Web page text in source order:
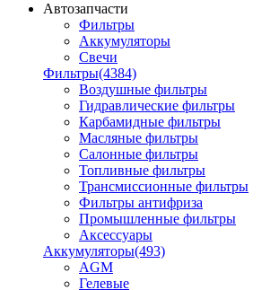
Автозапчасти
Фильтры
Аккумуляторы
Свечи
Фильтры(4384)
Воздушные фильтры
Гидравлические фильтры
Карбамидные фильтры
Масляные фильтры
Салонные фильтры
Топливные фильтры
Трансмиссионные фильтры
Фильтры антифриза
Промышленные фильтры
Аксессуары
Аккумуляторы(493)
AGM
Гелевые